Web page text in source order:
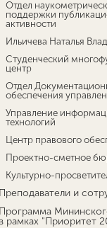
Отдел
поддержки
активности
Ильичева Наталья
Студенческий
центр
Отдел
обеспечения
Управление
технологий
Центр правового
Проектно-сметное
Культурно-
Преподаватели и
Программа
в рамках "Приоритет